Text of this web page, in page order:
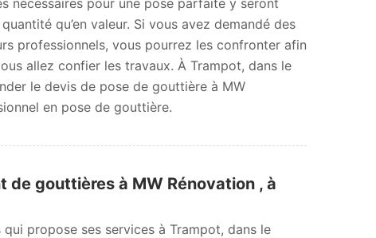
nécessaires pour une pose parfaite y seront
qu’en valeur. Si vous avez demandé des
professionnels, vous pourrez les confronter afin
allez confier les travaux. À Trampot, dans le
le devis de pose de gouttière à MW
en pose de gouttière.
gouttières à MW Rénovation , à
propose ses services à Trampot, dans le